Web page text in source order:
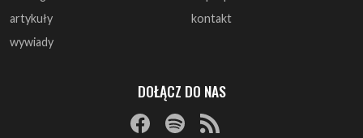
DOŁĄCZ DO NAS
© 1997 - 2025 ArtRock.pl - Wszelkie prawa zastrzeżone.